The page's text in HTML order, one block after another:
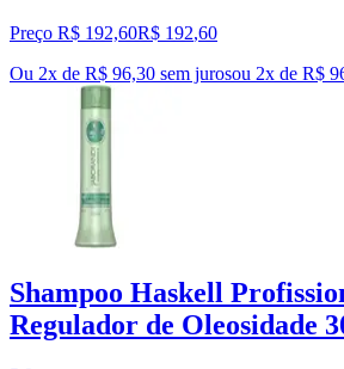
Preço R$ 192,60R$ 192,60
Ou 2x de R$ 96,30 sem jurosou 2x de R$
Shampoo Haskell
Regulador de Oleosidade